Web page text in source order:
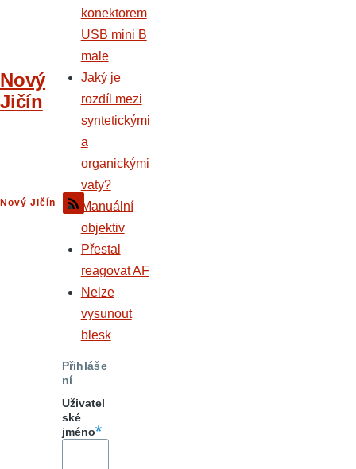
Nový
Jičín
Nový Jičín
konektorem
USB mini B
male
Jaký je
rozdíl mezi
syntetickými
a
organickými
vaty?
Manuální
objektiv
Přestal
reagovat AF
Nelze
vysunout
blesk
Přihláše
ní
Uživatel
ské
jméno